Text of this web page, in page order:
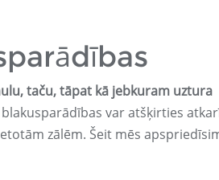
taču, tāpat kā jebkuram uztura
blakusparādības var atšķirties
zālēm. Šeit mēs